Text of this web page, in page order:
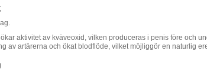
aktivitet av kväveoxid, vilken produceras i penis före och
av artärerna och ökat blodflöde, vilket möjliggör en naturlig